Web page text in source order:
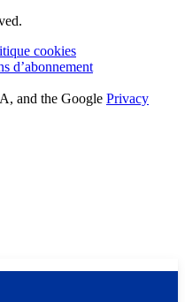
cookies
d’abonnement
and the Google Privacy